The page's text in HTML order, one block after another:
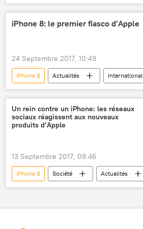
Apple
Foxconn
iPhone
iPhone X
smartphones
iPhone 8: le premier fiasco d’Apple
24 Septembre 2017, 10:49
iPhone 8 Actualités
International
Apple
NASDAQ
ventes
échec
Un rein contre un iPhone: les réseaux
sociaux réagissent aux nouveaux
produits d’Apple
13 Septembre 2017, 08:46
iPhone 8 Société
Actualités
États-Unis
Apple
iPhone